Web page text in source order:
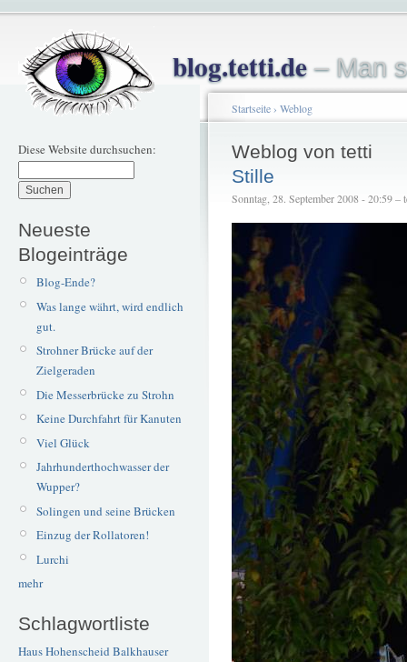
blog.tetti.de– Man
Diese Website durchsuchen:
Neueste
Blogeinträge
Blog-Ende?
Was lange währt, wird endlich
gut.
Strohner Brücke auf der
Zielgeraden
Die Messerbrücke zu Strohn
Keine Durchfahrt für Kanuten
Viel Glück
Jahrhunderthochwasser der
Wupper?
Solingen und seine Brücken
Einzug der Rollatoren!
Lurchi
mehr
Schlagwortliste
Haus Hohenscheid Balkhauser
Startseite› Weblog
Weblog von tetti
Stille
Sonntag, 28. September 2008 - 20:59 –